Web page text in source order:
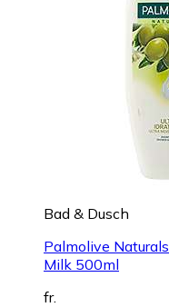
Bad & Dusch
Palmolive
Milk 500ml
fr.